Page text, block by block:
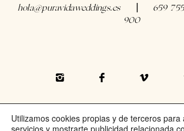
hola@puravidaweddings.es
659
900
Utilizamos cookies propias y de terceros
servicios y mostrarte publicidad relacionada